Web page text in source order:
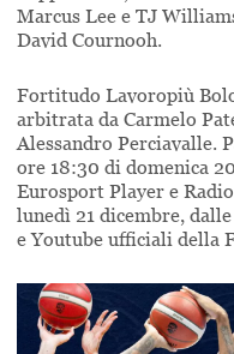
Marcus Lee e TJ
David Cournooh.
Fortitudo Lavoropiù
arbitrata da Carmelo
Alessandro Perciavalle.
ore 18:30 di domenica
Eurosport Player e
lunedì 21 dicembre,
e Youtube ufficiali della